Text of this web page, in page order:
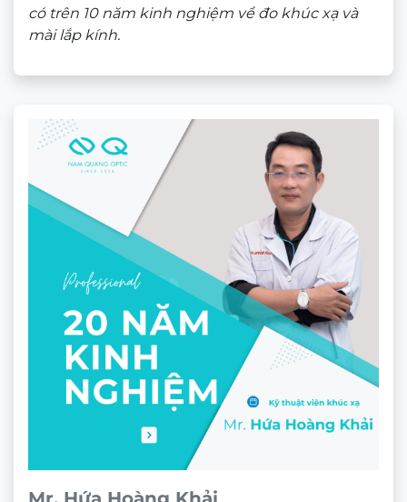
có trên 10 năm kinh nghiệm về đo khúc xạ và
mài lắp kính.